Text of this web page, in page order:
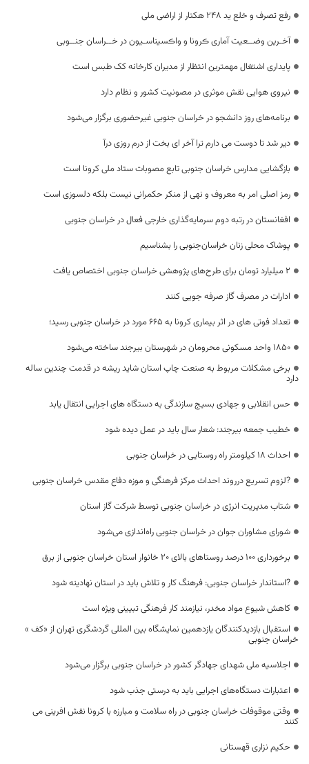
رفع تصرف و خلع ید 248 هکتار از اراضی ملی
آخـرین وضــعیت آماری ڪرونا و واڪسیناسـیون در خــراسان جنــوبی
پایداری اشتغال مهمترین انتظار از مدیران کارخانه کک طبس است
نیروی هوایی نقش موثری در مصونیت کشور و نظام دارد
برنامه‌های روز دانشجو در خراسان جنوبی غیرحضوری برگزار می‌شود
دیر شد تا دوست می دارم ترا آخر ای بخت از درم روزی درآ
بازگشایی مدارس خراسان جنوبی تابع مصوبات ستاد ملی کرونا است
رمز اصلی امر به معروف و نهی از منکر حکمرانی نیست بلکه دلسوزی است
افغانستان در رتبه دوم سرمایه‌گذاری خارجی فعال در خراسان جنوبی
پوشاک محلی زنان خراسان‌جنوبی را بشناسیم
۲ میلیارد تومان برای طرح‌های پژوهشی خراسان جنوبی اختصاص یافت
ادارات در مصرف گاز صرفه جویی کنند
تعداد فوتی های در اثر بیماری کرونا به 665 مورد در خراسان جنوبی رسید؛
۱۸۵۰ واحد مسکونی محرومان در شهرستان بیرجند ساخته می‌شود
برخی مشکلات مربوط به صنعت چاپ استان شاید ریشه در قدمت چندین ساله
دارد
حس انقلابی و جهادی بسیج سازندگی به دستگاه های اجرایی انتقال یابد
خطیب جمعه بیرجند: شعار سال باید در عمل دیده شود
احداث ۱۸ کیلومتر راه روستایی در خراسان جنوبی
?لزوم تسریع درروند احداث مرکز فرهنگی و موزه دفاع مقدس خراسان جنوبی
شتاب مدیریت انرژی در خراسان جنوبی توسط شرکت گاز استان
شورای مشاوران جوان در خراسان جنوبی راه‌اندازی می‌شود
برخورداری 100 درصد روستاهای بالای 20 خانوار استان خراسان جنوبی از برق
?استاندار خراسان جنوبی: فرهنگ کار و تلاش باید در استان نهادینه شود
کاهش شیوع مواد مخدر، نیازمند کار فرهنگی تبیینی ویژه است
استقبال بازدیدکنندگان یازدهمین نمایشگاه بین المللی گردشگری تهران از «کف »
خراسان جنوبی
اجلاسیه ملی شهدای جهادگر کشور در خراسان جنوبی برگزار می‌شود
اعتبارات دستگاه‌های اجرایی باید به درستی جذب شود
وقتی موقوفات خراسان جنوبی در راه سلامت و مبارزه با کرونا نقش افرینی می
کنند
حکیم نزاری قهستانی